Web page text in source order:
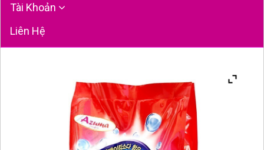
Tài Khoản
Liên Hệ